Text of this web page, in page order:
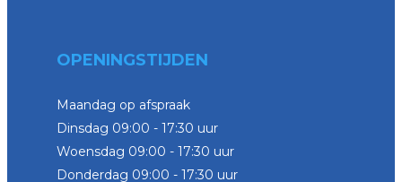
OPENINGSTIJDEN
Maandag op afspraak
Dinsdag 09:00 - 17:30 uur
Woensdag 09:00 - 17:30 uur
Donderdag 09:00 - 17:30 uur